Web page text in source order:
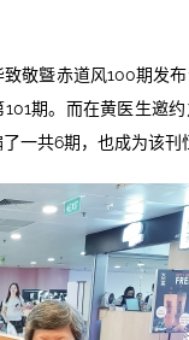
敬曁赤道风100期发
期。而在黄医生邀
一共6期，也成为该刊